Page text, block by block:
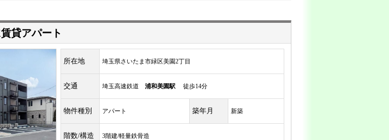
貸アパート
所在地 埼玉県さいたま市緑区美園2丁目
交通 埼玉高速鉄道 浦和美園駅 徒歩14分
物件種別 アパート 築年月 新築
階数/構造 3階建/軽量鉄骨造